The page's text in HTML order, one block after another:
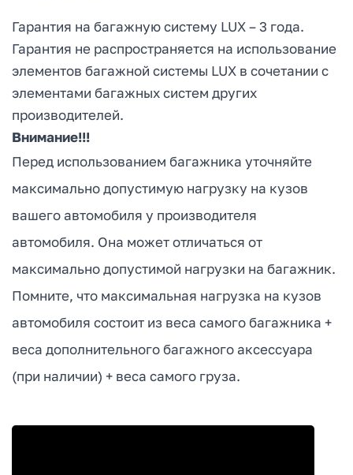
Гарантия на багажную систему LUX – 3 года.
Гарантия не распространяется на использование
элементов багажной системы LUX в сочетании с
элементами багажных систем других
производителей.
Внимание!!!
Перед использованием багажника уточняйте
максимально допустимую нагрузку на кузов
вашего автомобиля у производителя
автомобиля. Она может отличаться от
максимально допустимой нагрузки на багажник.
Помните, что максимальная нагрузка на кузов
автомобиля состоит из веса самого багажника +
веса дополнительного багажного аксессуара
(при наличии) + веса самого груза.